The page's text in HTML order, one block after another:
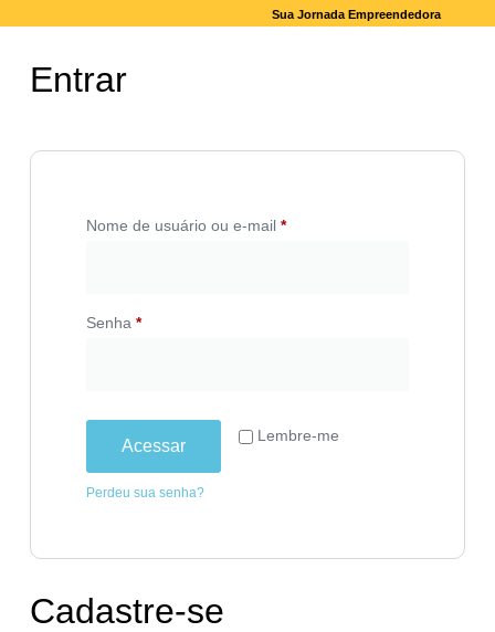
Sua Jornada Empreendedora
Entrar
Nome de usuário ou e-mail *
Senha *
Lembre-me
Acessar
Perdeu sua senha?
Cadastre-se